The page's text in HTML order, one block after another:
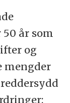
år som
og
mengder